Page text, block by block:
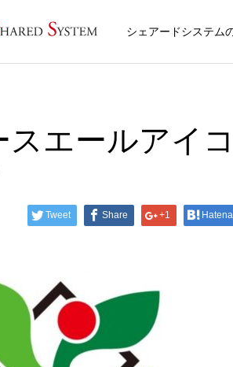
シェアードシステム
スエールアイ
Tweet Share +1 Hatena